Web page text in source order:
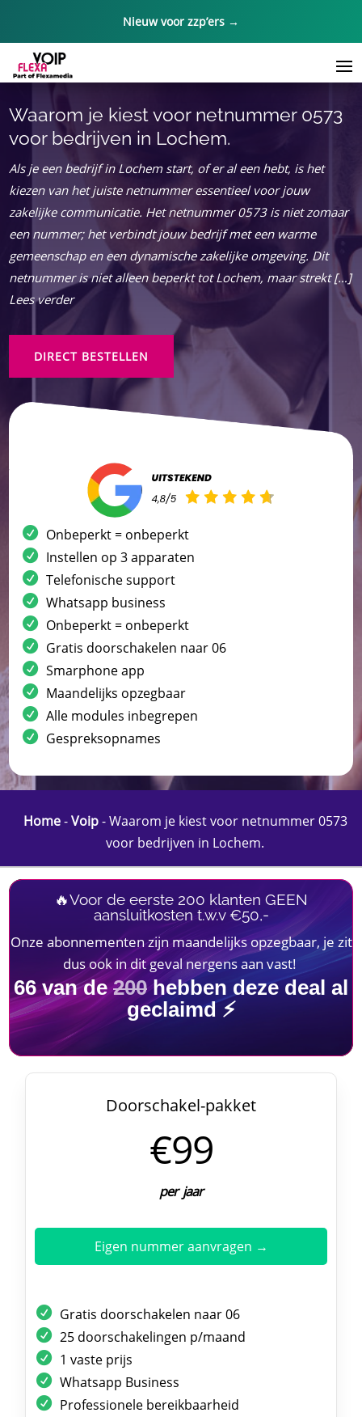
Nieuw voor zzp’ers →
Waarom je kiest voor netnummer 0573
voor bedrijven in Lochem.​
Als je een bedrijf in Lochem start, of er al een hebt, is het
kiezen van het juiste netnummer essentieel voor jouw
zakelijke communicatie. Het netnummer 0573 is niet zomaar
een nummer; het verbindt jouw bedrijf met een warme
gemeenschap en een dynamische zakelijke omgeving. Dit
netnummer is niet alleen beperkt tot Lochem, maar strekt […]
Lees verder
DIRECT BESTELLEN
Onbeperkt = onbeperkt
Instellen op 3 apparaten
Telefonische support
Whatsapp business
Onbeperkt = onbeperkt
Gratis doorschakelen naar 06
Smarphone app
Maandelijks opzegbaar
Alle modules inbegrepen
Gespreksopnames
Home-Voip-Waarom je kiest voor netnummer 0573
voor bedrijven in Lochem.​
🔥Voor de eerste 200 klanten GEEN
aansluitkosten t.w.v €50,-
Onze abonnementen zijn maandelijks opzegbaar, je zit
dus ook in dit geval nergens aan vast!
66van de200hebben deze deal al
geclaimd ⚡
Doorschakel-pakket
€99
per jaar
Eigen nummer aanvragen →
Gratis doorschakelen naar 06
25 doorschakelingen p/maand
1 vaste prijs
Whatsapp Business
Professionele bereikbaarheid